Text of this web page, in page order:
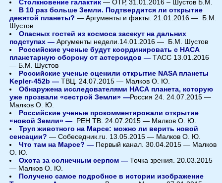
Столкновение галактик — ОТР, 31.01.2016 – Шустов Б.М.
В 10 раз больше Земли. Подтвердится ли открытие
девятой планеты? — Аргументы и факты. 21.01.2016 — Б.М.
Шустов
Опасных гостей из космоса засекут на дальних
подступах — Аргументы недели. 14.01.2016 — Б.М. Шустов
Российские ученые будут координировать с НАСА
планетарную оборону от астероидов — ТАСС 13.01.2016
— Б.М. Шустов
Российские ученые оценили открытие NASA планеты
Kepler-452b — ТВЦ. 24.07.2015 — Малков О. Ю.
Обнаружена исследователями НАСА планета, которую
уже прозвали «сестрой Земли» —Россия 24. 24.07.2015 —
Малков О. Ю.
Российские ученые прокомментировали открытие
«новой Земли» — РЕН ТВ. 24.07.2015 — Малков О. Ю.
Труп животного на Марсе: можно ли верить новой
сенсации? — Собеседник.ru. 13.05.2015 — Малков О. Ю.
Что там на Марсе? — Первый канал. 30.04.2015 — Малков
О. Ю.
Охота за солнечным серпом — Точка зрения. 20.03.2015
— Малков О. Ю.
Получено самое подробное в истории изображение